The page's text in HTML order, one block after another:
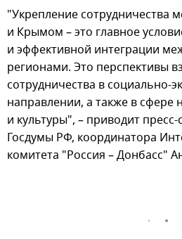
"Укрепление сотрудничества
и Крымом – это главное
и эффективной интеграции
регионами. Это перспективы
сотрудничества в социально-
направлении, а также в сфере
и культуры", – приводит
Госдумы РФ, координатора
комитета "Россия – Донбасс"